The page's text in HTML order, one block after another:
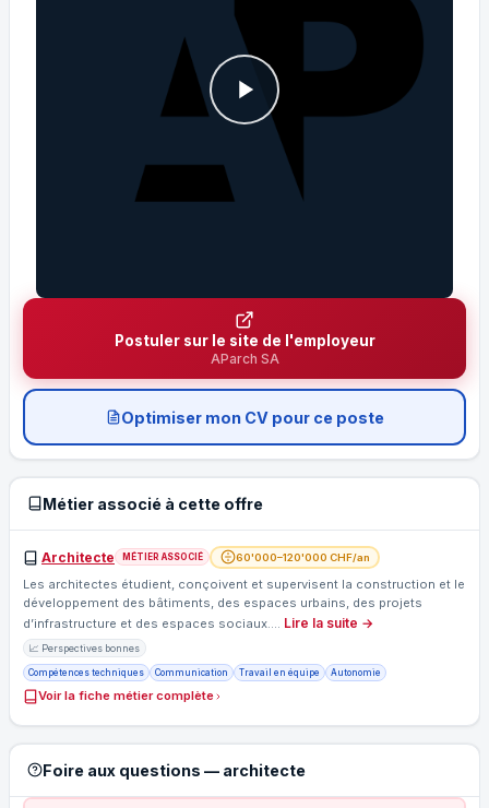
Postuler sur le site de l'employeur
AParch SA
Optimiser mon CV pour ce poste
Métier associé à cette offre
Architecte MÉTIER ASSOCIÉ 60'000–120'000 CHF/an
Les architectes étudient, conçoivent et supervisent la construction et le
développement des bâtiments, des espaces urbains, des projets
d’infrastructure et des espaces sociaux.… Lire la suite →
📈 Perspectives bonnes
Compétences techniques Communication Travail en équipe Autonomie
Voir la fiche métier complète
Foire aux questions — architecte